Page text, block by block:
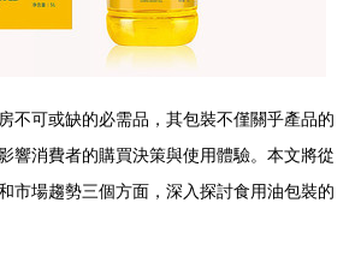
不可或缺的必需品，其包裝不僅關乎產品的
響消費者的購買決策與使用體驗。本文將從
市場趨勢三個方面，深入探討食用油包裝的